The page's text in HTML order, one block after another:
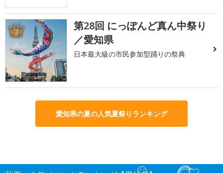
3
第28回 にっぽんど真ん中祭り
／愛知県
日本最大級の市民参加型踊りの祭典
愛知県の夏の人気夏祭りランキング